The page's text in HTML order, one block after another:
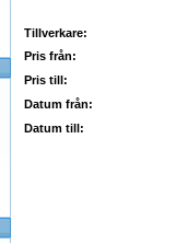
Tillverkare:
Pris från:
Pris till:
Datum från:
Datum till: